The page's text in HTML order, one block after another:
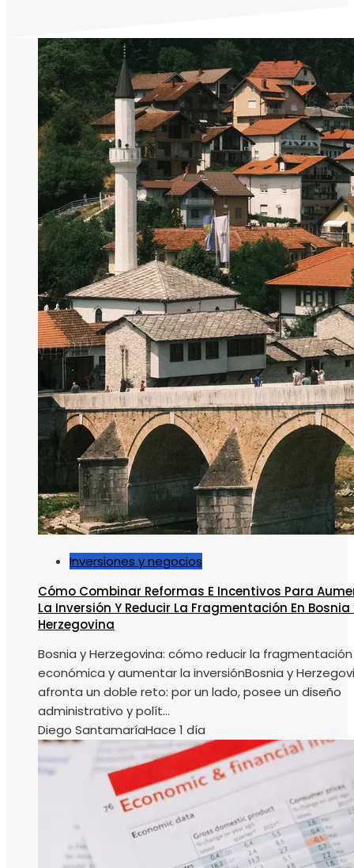
Inversiones y negocios
Cómo Combinar Reformas E Incentivos Para
La Inversión Y Reducir La Fragmentación En Bosnia
Herzegovina
Bosnia y Herzegovina: cómo reducir la fragmentación
económica y aumentar la inversiónBosnia y
afronta un doble reto: por un lado, posee un diseño
administrativo y polít...
Diego SantamaríaHace 1 día